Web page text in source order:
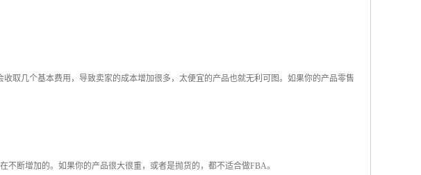
取几个基本费用，导致卖家的成本增加很多，太便宜的产品也就无利可图。如果你的产品零售
断增加的。如果你的产品很大很重，或者是抛货的，都不适合做FBA。